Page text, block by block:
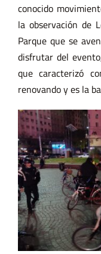
conocido
la observación de
Parque que se
disfrutar del
que caracterizó
renovando y es la